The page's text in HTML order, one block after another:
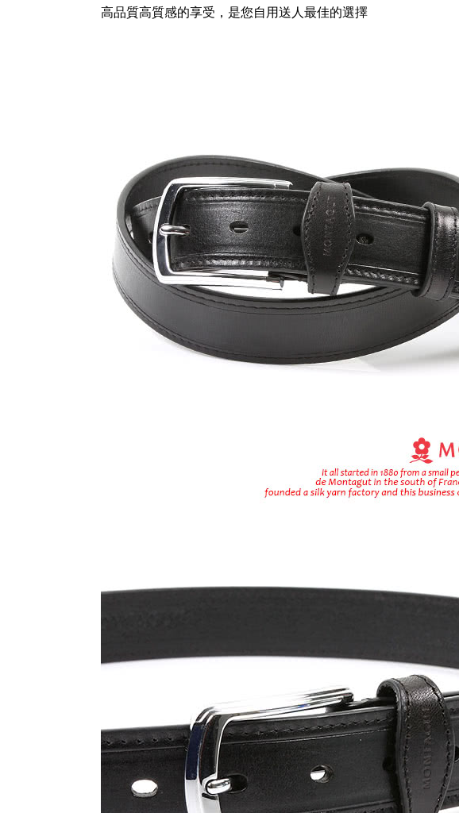
高品質高質感的享受，是您自用送人最佳的選擇